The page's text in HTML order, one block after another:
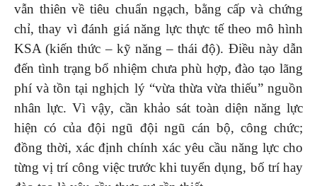
vẫn thiên về tiêu chuẩn ngạch, bằng cấp và chứng
chỉ, thay vì đánh giá năng lực thực tế theo mô hình
KSA (kiến thức – kỹ năng – thái độ). Điều này dẫn
đến tình trạng bổ nhiệm chưa phù hợp, đào tạo lãng
phí và tồn tại nghịch lý “vừa thừa vừa thiếu” nguồn
nhân lực. Vì vậy, cần khảo sát toàn diện năng lực
hiện có của đội ngũ đội ngũ cán bộ, công chức;
đồng thời, xác định chính xác yêu cầu năng lực cho
từng vị trí công việc trước khi tuyển dụng, bố trí hay